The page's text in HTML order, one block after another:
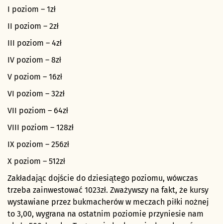
I poziom – 1zł
II poziom – 2zł
III poziom – 4zł
IV poziom – 8zł
V poziom – 16zł
VI poziom – 32zł
VII poziom – 64zł
VIII poziom – 128zł
IX poziom – 256zł
X poziom – 512zł
Zakładając dojście do dziesiątego poziomu, wówczas
trzeba zainwestować 1023zł. Zważywszy na fakt, że kursy
wystawiane przez bukmacherów w meczach piłki nożnej
to 3,00, wygrana na ostatnim poziomie przyniesie nam